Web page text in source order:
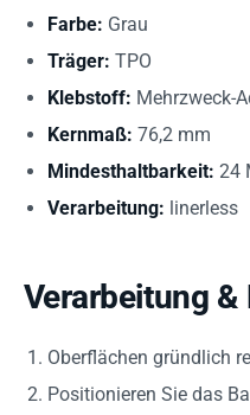
Farbe: Grau
Träger: TPO
Klebstoff: Mehrzweck-
Kernmaß: 76,2 mm
Mindesthaltbarkeit: 24
Verarbeitung: linerless
Verarbeitung &
Oberflächen gründlich
Positionieren Sie das